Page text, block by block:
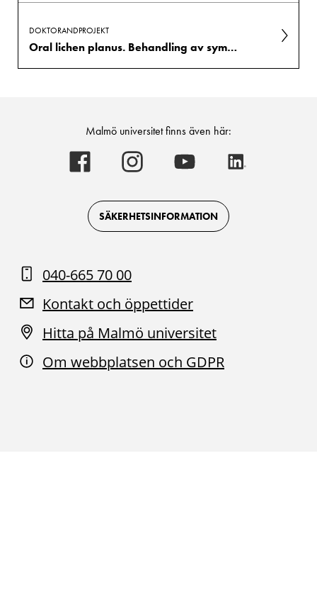
DOKTORANDPROJEKT
Oral lichen planus. Behandling av symptomgivande läsioner
Malmö universitet finns även här:
Malmö
universitet
on
Facebook
Malmö
universitet
on
Instagram
Malmö
universitet
on
Youtube
SÄKERHETSINFORMATION
040-665 70 00
Kontakt och öppettider
Hitta på Malmö universitet
Om webbplatsen och GDPR